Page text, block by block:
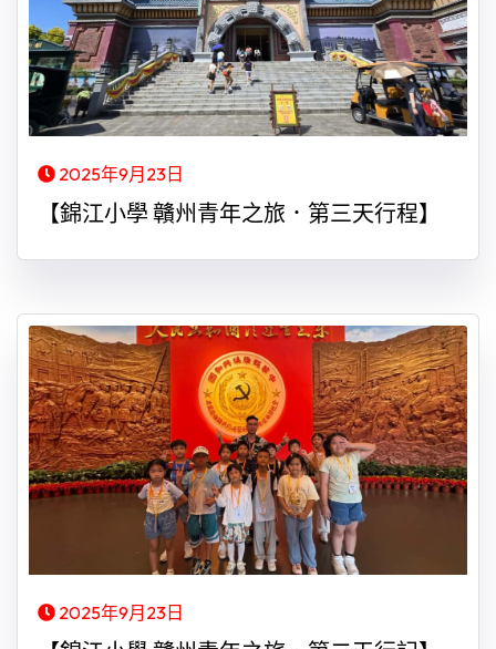
2025年9月23日
【錦江小學 贛州青年之旅．第三天行程】
2025年9月23日